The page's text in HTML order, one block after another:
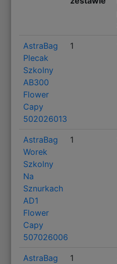
AstraBag
Plecak
Szkolny
AB300
Flower
Capy
502026013
1
AstraBag
Worek
Szkolny
Na
Sznurkach
AD1
Flower
Capy
507026006
1
AstraBag
1